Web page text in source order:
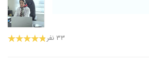
۳۳ نفر